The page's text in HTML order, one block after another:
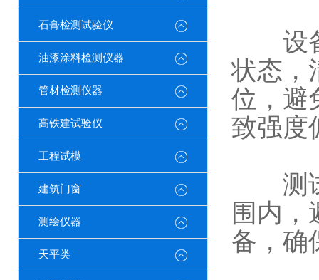
石膏检测试验仪
油漆涂料检测仪器
管材检测仪器
高铁建试验仪
工程试模
建筑门窗
测绘仪器
天平类
设备
状态，
位，避
致强度
测试
围内，
备，确